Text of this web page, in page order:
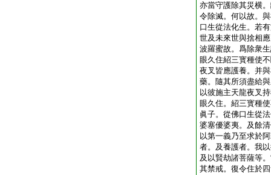
亦當守護除其災横
令除滅。何以故。
口生從法化生。若
世及未來世與捨相
波羅蜜故。爲除衆
眼久住紹三寳種使
夜叉皆應護養。并
藥。隨其所須盡給
以彼施主天龍夜叉
眼久住。紹三寳種
眞子。從佛口生從
婆塞優婆夷。及餘
以第一義乃至求於
者。及養護者。我
及以賢劫諸菩薩等
其禁戒。復令住於